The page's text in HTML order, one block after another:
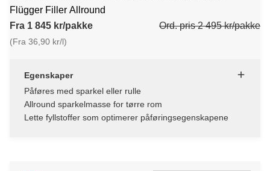
Flügger Filler Allround
Fra 1 845 kr/pakke
(Fra 36,90 kr/l)
Ord. pris 2 495 kr/pakke
Egenskaper
Påføres med sparkel eller rulle
Allround sparkelmasse for tørre rom
Lette fyllstoffer som optimerer påføringsegenskapene